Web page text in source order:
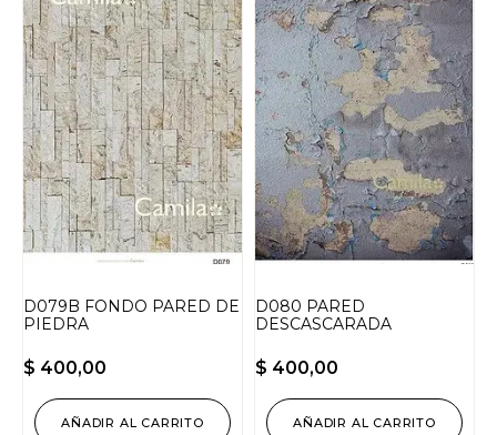
D079B FONDO PARED DE
PIEDRA
$ 400,00
AÑADIR AL CARRITO
D080 PARED
DESCASCARADA
$ 400,00
AÑADIR AL CARRITO